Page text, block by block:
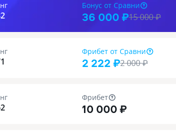
Бонус от Сравни
36 000 ₽15 000₽
Фрибет от Сравни
2 222 ₽2 000₽
Фрибет
10 000 ₽